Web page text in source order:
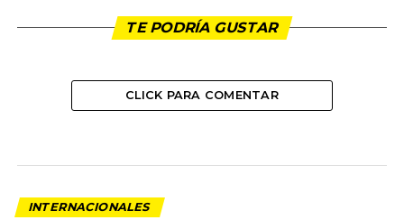
TE PODRÍA GUSTAR
CLICK PARA COMENTAR
INTERNACIONALES